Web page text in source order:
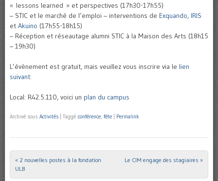
« lessons learned » et perspectives (17h30-17h55)
– STIC et le marché de l’emploi – interventions de Exquando, IRIS
et Akuino (17h55-18h15)
– Réception et réseautage alumni STIC à la Maison des Arts (18h15
– 19h30)
L’évènement est gratuit, mais veuillez vous inscrire via le lien
suivant:
Local: R42.5.110, voici un plan du campus
Archivé sous Activités Taggé conférence, fête Permalink
Post navigation
« 2 nouvelles postes à la fondation
ULB
Le CIM engage des stagiaires »